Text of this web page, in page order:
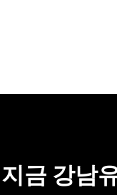
지금 강남